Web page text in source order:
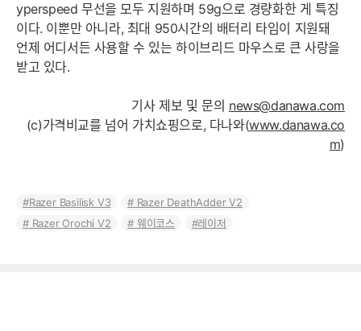
yperspeed 무선을 모두 지원하며 59g으로 경량화한 게 특징
이다. 이뿐만 아니라, 최대 950시간의 배터리 타임이 지원돼
언제 어디서든 사용할 수 있는 하이브리드 마우스로 큰 사랑을
받고 있다.
기사 제보 및 문의 news@danawa.com
(c)가격비교를 넘어 가치쇼핑으로, 다나와(www.danawa.co
m)
Razer Basilisk V3
Razer DeathAdder V2
Razer Orochi V2
웨이코스 레이저